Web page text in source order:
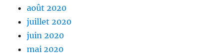
août 2020
juillet 2020
juin 2020
mai 2020